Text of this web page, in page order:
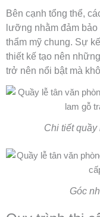
Bên cạnh tổng thể,
lưỡng nhằm đảm
thẩm mỹ chung. Sự
thiết kế tạo nên
trở nên nổi bật mà
Chi tiết quầy
Góc